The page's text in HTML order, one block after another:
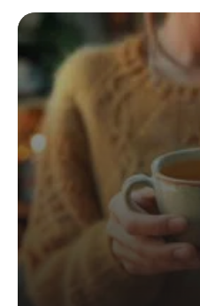
un remède naturel
sommeil réparateur
31 août 2024